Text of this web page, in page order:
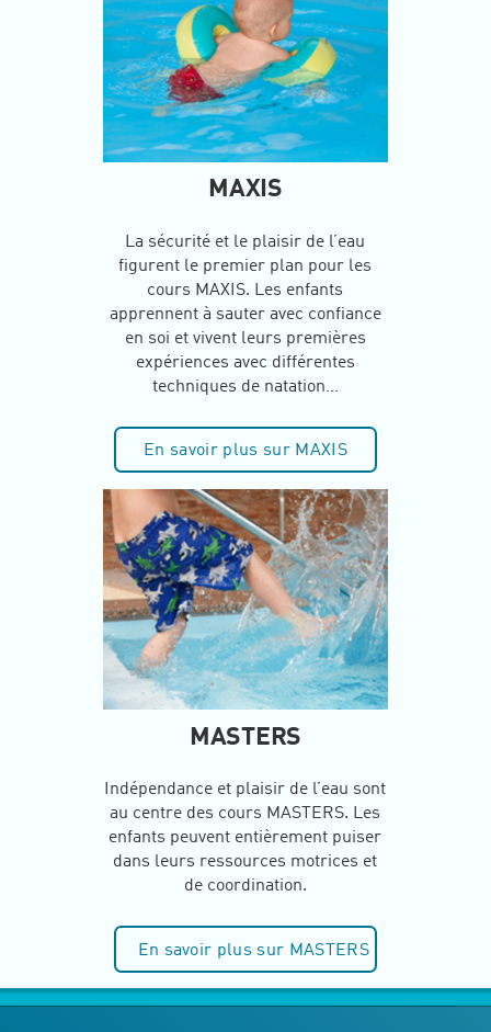
MAXIS
La sécurité et le plaisir de l’eau
figurent le premier plan pour les
cours MAXIS. Les enfants
apprennent à sauter avec confiance
en soi et vivent leurs premières
expériences avec différentes
techniques de natation…
En savoir plus sur MAXIS
MASTERS
Indépendance et plaisir de l’eau sont
au centre des cours MASTERS. Les
enfants peuvent entièrement puiser
dans leurs ressources motrices et
de coordination.
En savoir plus sur MASTERS